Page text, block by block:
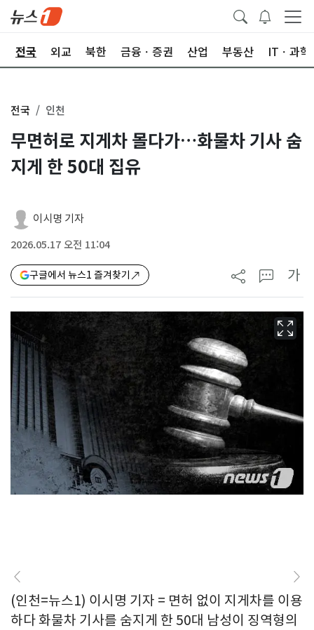
전국 외교 북한 금융ㆍ증권 산업 부동산 ITㆍ과학
전국 인천
무면허로 지게차 몰다가…화물차 기사 숨
지게 한 50대 집유
이시명 기자
2026.05.17 오전 11:04
구글에서 뉴스1 즐겨찾기 가
(인천=뉴스1) 이시명 기자 = 면허 없이 지게차를 이용
하다 화물차 기사를 숨지게 한 50대 남성이 징역형의